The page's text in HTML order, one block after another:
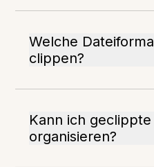
Welche
clippen?
Kann ich
organisieren?